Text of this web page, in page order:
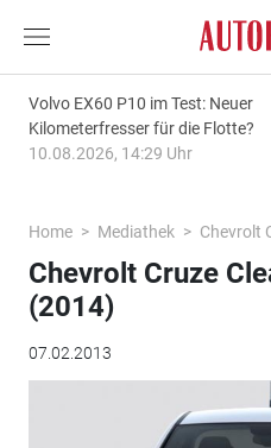
Volvo EX60 P10 im Test: Neuer
Kilometerfresser für die Flotte?
10.08.2026, 14:29 Uhr
Home Mediathek Chevrolt
07.02.2013
Chevrolt Cruze
(2014)